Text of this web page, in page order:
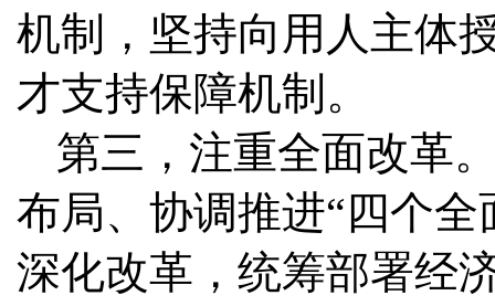
机制，坚持向用人主体
才支持保障机制。
第三，注重全面改革
布局、协调推进“四个
深化改革，统筹部署经